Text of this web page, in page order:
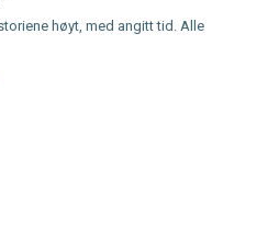
høyt, med angitt tid. Alle